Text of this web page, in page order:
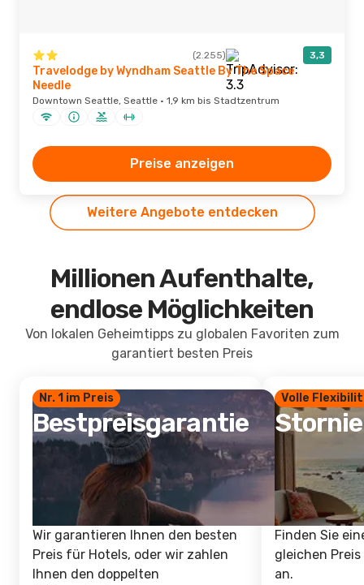
(2.255) 3,3
Travelodge by Wyndham Seattle By The Space
Needle
Downtown Seattle, Seattle · 1,9 km bis Stadtzentrum
Preise anzeigen
Weitere Angebote entdecken
Millionen Aufenthalte,
endlose Möglichkeiten
Von lokalen Geheimtipps zu globalen Favoriten zum
garantiert besten Preis
Nr. 1 im Preis
Bestpreisgarantie
Wir garantieren Ihnen den besten
Preis für Hotels, oder wir zahlen
Ihnen den doppelten
Volle
Finden Sie
gleichen
an.